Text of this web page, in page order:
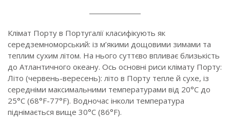
Клімат Порту в Португалії класифікують як
середземноморський: із м’якими дощовими зимами та
теплим сухим літом. На нього суттєво впливає близькість
до Атлантичного океану. Ось основні риси клімату Порту:
Літо (червень-вересень): літо в Порту тепле й сухе, із
середніми максимальними температурами від 20°C до
25°C (68°F-77°F). Водночас інколи температура
піднімається вище 30°C (86°F).